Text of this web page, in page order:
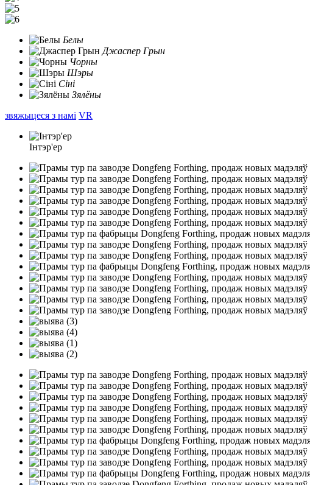
Белы
Джаспер Грын
Чорны
Шэры
Сіні
Зялёны
звяжыцеся з намі VR
Інтэр'ер